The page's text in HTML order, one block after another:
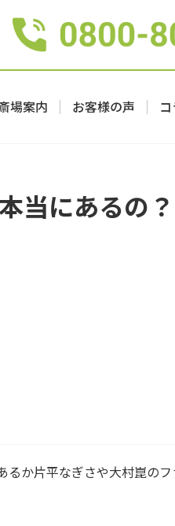
場案内 お客様の声
当にあるの？
か片平なぎさや大村崑の